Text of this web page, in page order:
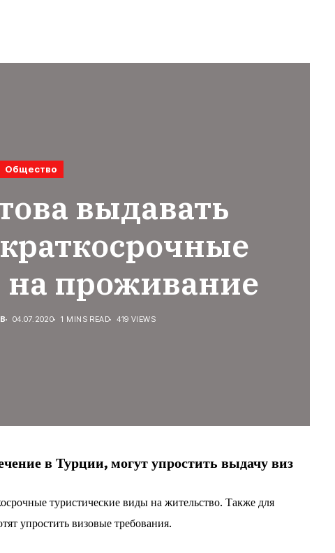
Общество
выдавать
проживание
04.07.2020 1 MINS READ 419 VIEWS
в Турции, могут упростить выдачу виз
туристические виды на жительство. Также для
упростить визовые требования.